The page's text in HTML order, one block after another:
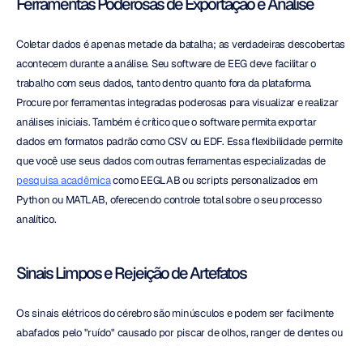
Coletar dados é apenas metade da batalha; as verdadeiras descobertas
acontecem durante a análise. Seu software de EEG deve facilitar o
trabalho com seus dados, tanto dentro quanto fora da plataforma.
Procure por ferramentas integradas poderosas para visualizar e realizar
análises iniciais. Também é crítico que o software permita exportar
dados em formatos padrão como CSV ou EDF. Essa flexibilidade permite
pesquisa acadêmica como EEGLAB ou scripts personalizados em
Python ou MATLAB, oferecendo controle total sobre o seu processo
analítico.
Sinais Limpos e Rejeição de Artefatos
Os sinais elétricos do cérebro são minúsculos e podem ser facilmente
abafados pelo "ruído" causado por piscar de olhos, ranger de dentes ou